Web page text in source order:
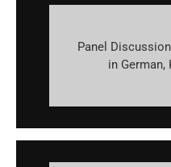
Panel
in German,